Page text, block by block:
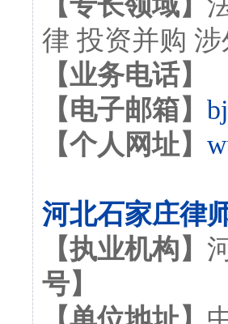
律 投资并购
【业务电话】
【电子邮箱】
【个人网址】
河北石家庄律
【执业机构】
号】